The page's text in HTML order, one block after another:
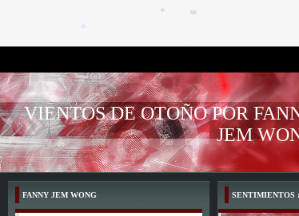
VIENTOS DE OTOÑO POR
JEM
FANNY JEM WONG SENTIMIENTOS
*
*
*
*